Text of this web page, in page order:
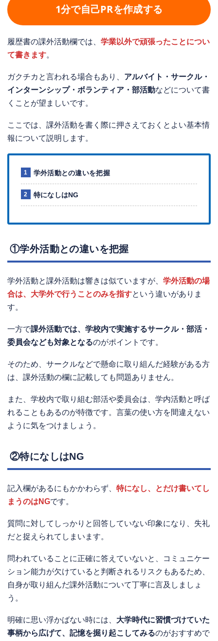
1分で自己PRを作成する
履歴書の課外活動欄では、 学業以外で頑張ったことについ
て書きます。
ガクチカと言われる場合もあり、 アルバイト・サークル・
インターンシップ・ボランティア・部活動などについて書
くことが望ましいです。
ここでは、課外活動を書く際に押さえておくとよい基本情
報について説明します。
学外活動との違いを把握
特になしはNG
①学外活動との違いを把握
学外活動と課外活動は響きは似ていますが、 学外活動の場
合は、大学外で行うことのみを指すという違いがありま
す。
一方で課外活動では、学校内で実施するサークル・部活・
委員会なども対象となるのがポイントです。
そのため、サークルなどで懸命に取り組んだ経験がある方
は、課外活動の欄に記載しても問題ありません。
また、学校内で取り組む部活や委員会は、学内活動と呼ば
れることもあるのが特徴です。言葉の使い方を間違えない
ように気をつけましょう。
②特になしはNG
記入欄があるにもかかわらず、 特になし、とだけ書いてし
まうのはNGです。
質問に対してしっかりと回答していない印象になり、失礼
だと捉えられてしまいます。
問われていることに正確に答えていないと、コミュニケー
ション能力が欠けていると判断されるリスクもあるため、
自身が取り組んだ課外活動について丁寧に言及しましょ
う。
明確に思い浮かばない時には、 大学時代に習慣づけていた
事柄から広げて、記憶を掘り起こしてみるのがおすすめで